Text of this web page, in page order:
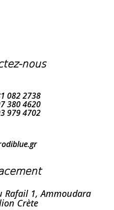
nous
082 2738
380 4620
979 4702
Rafail 1, Ammoudara
Crète